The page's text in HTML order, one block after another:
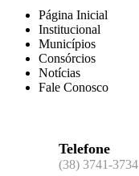
Página Inicial
Institucional
Municípios
Consórcios
Notícias
Fale Conosco
Telefone
(38) 3741-3734